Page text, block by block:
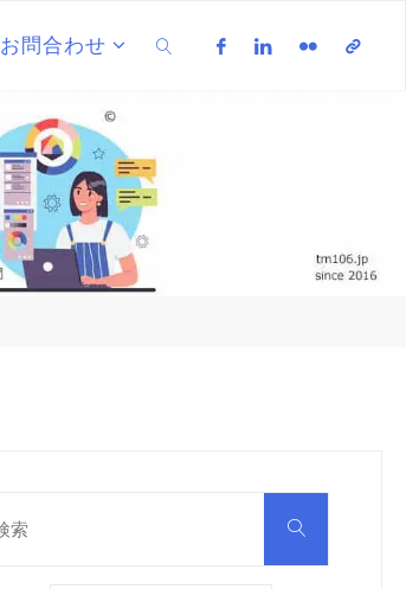
お問合わせ
検